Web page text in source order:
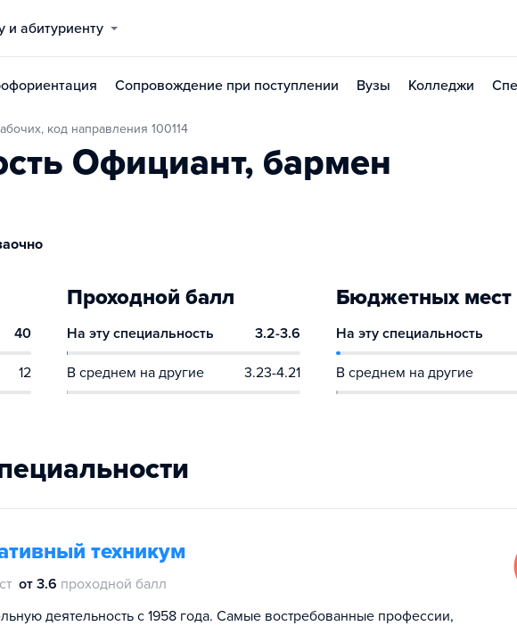
и абитуриенту
Сопровождение при поступлении Вузы Колледжи
код направления 100114
Официант, бармен
40
12
Проходной балл
На эту специальность 3.2-3.6
В среднем на другие 3.23-4.21
Бюджетных мест
На эту специальность
В среднем на другие
техникум
от 3.6 проходной балл
деятельность с 1958 года. Самые востребованные профессии,